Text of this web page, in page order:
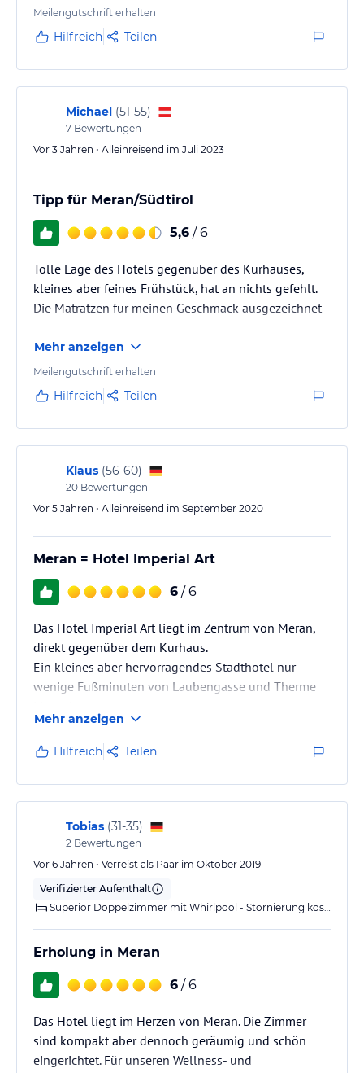
Tipp: probieren sie unbedingt eines der Zimmer mit
Meilengutschrift erhalten
Hilfreich Teilen
Michael (51-55)
7 Bewertungen
Vor 3 Jahren • Alleinreisend im Juli 2023
Tipp für Meran/Südtirol
5,6 / 6
Tolle Lage des Hotels gegenüber des Kurhauses,
kleines aber feines Frühstück, hat an nichts gefehlt.
Die Matratzen für meinen Geschmack ausgezeichnet
Mehr anzeigen
Meilengutschrift erhalten
Hilfreich Teilen
Klaus (56-60)
20 Bewertungen
Vor 5 Jahren • Alleinreisend im September 2020
Meran = Hotel Imperial Art
6 / 6
Das Hotel Imperial Art liegt im Zentrum von Meran,
direkt gegenüber dem Kurhaus.
Ein kleines aber hervorragendes Stadthotel nur
wenige Fußminuten von Laubengasse und Therme
Mehr anzeigen
Hilfreich Teilen
Tobias (31-35)
2 Bewertungen
Vor 6 Jahren • Verreist als Paar im Oktober 2019
Verifizierter Aufenthalt
Erholung in Meran
6 / 6
Das Hotel liegt im Herzen von Meran. Die Zimmer
sind kompakt aber dennoch geräumig und schön
eingerichtet. Für unseren Wellness- und